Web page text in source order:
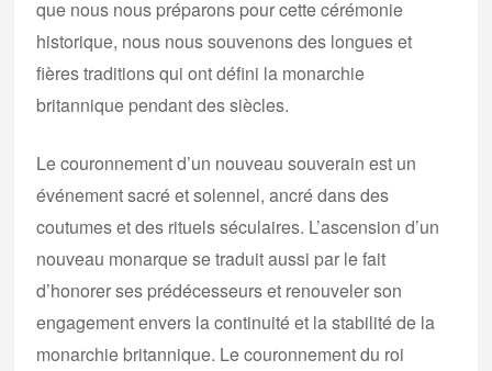
que nous nous préparons pour cette cérémonie
historique, nous nous souvenons des longues et
fières traditions qui ont défini la monarchie
britannique pendant des siècles.
Le couronnement d’un nouveau souverain est un
événement sacré et solennel, ancré dans des
coutumes et des rituels séculaires. L’ascension d’un
nouveau monarque se traduit aussi par le fait
d’honorer ses prédécesseurs et renouveler son
engagement envers la continuité et la stabilité de la
monarchie britannique. Le couronnement du roi